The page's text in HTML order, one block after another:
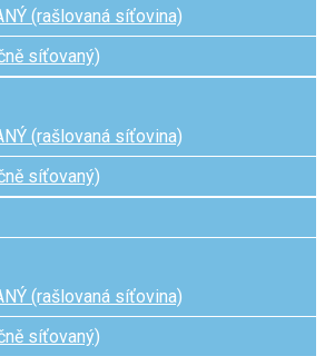
(rašlovaná síťovina)
síťovaný)
(rašlovaná síťovina)
síťovaný)
(rašlovaná síťovina)
síťovaný)